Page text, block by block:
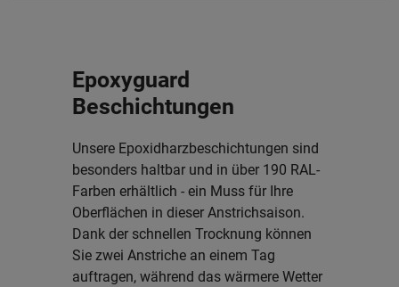
Epoxyguard
Beschichtungen
Unsere Epoxidharzbeschichtungen sind
besonders haltbar und in über 190 RAL-
Farben erhältlich - ein Muss für Ihre
Oberflächen in dieser Anstrichsaison.
Dank der schnellen Trocknung können
Sie zwei Anstriche an einem Tag
auftragen, während das wärmere Wetter